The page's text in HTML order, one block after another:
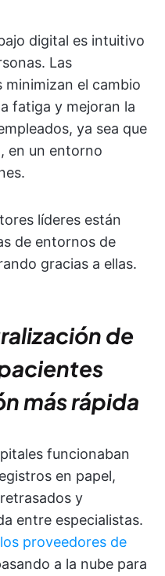
digital es intuitivo
Las
el cambio
fatiga y mejoran la
ya sea que
en un entorno
líderes están
de entornos de
gracias a ellas.
de
más rápida
funcionaban
en papel,
y
entre especialistas.
proveedores de
a la nube para